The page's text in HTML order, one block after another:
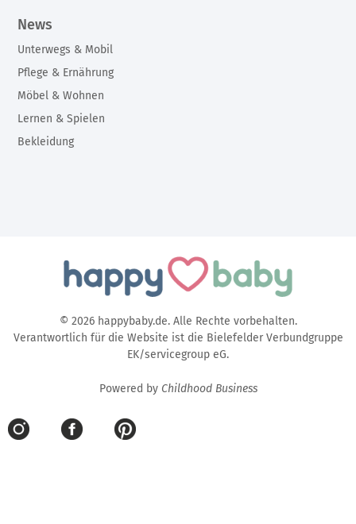
News
Unterwegs & Mobil
Pflege & Ernährung
Möbel & Wohnen
Lernen & Spielen
Bekleidung
© 2026 happybaby.de. Alle Rechte vorbehalten.
Verantwortlich für die Website ist die Bielefelder Verbundgruppe
EK/servicegroup eG.
Powered by Childhood Business